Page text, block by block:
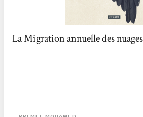
La Migration annuelle des